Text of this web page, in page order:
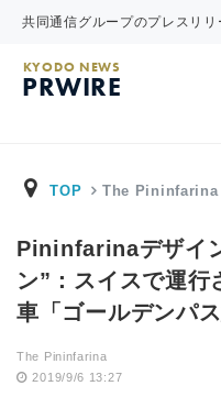
共同通信グループのプレスリ
KYODO NEWS
PRWIRE
TOP The Pininfarina
Pininfarinaデザイ
ン”：スイスで運行
車「ゴールデンパス
The Pininfarina
2019/9/6 13:27